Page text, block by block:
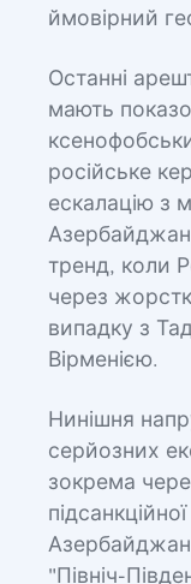
ймовірний
Останні
мають
російське
ескалацію з
тренд, коли
через
випадку з
Вірменією.
Нинішня
серйозних
зокрема
"Північ-